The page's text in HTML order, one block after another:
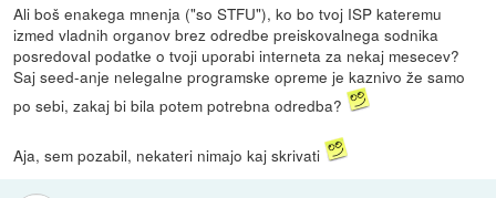
Ali boš enakega mnenja ("so STFU"), ko bo tvoj ISP kateremu
izmed vladnih organov brez odredbe preiskovalnega sodnika
posredoval podatke o tvoji uporabi interneta za nekaj mesecev?
Saj seed-anje nelegalne programske opreme je kaznivo že samo
po sebi, zakaj bi bila potem potrebna odredba?
Aja, sem pozabil, nekateri nimajo kaj skrivati